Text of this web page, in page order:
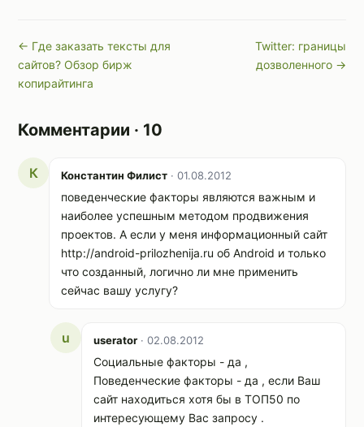
← Где заказать тексты для
сайтов? Обзор бирж
копирайтинга
Twitter: границы
дозволенного →
Комментарии · 10
К Константин Филист · 01.08.2012
поведенческие факторы являются важным и
наиболее успешным методом продвижения
проектов. А если у меня информационный сайт
http://android-prilozhenija.ru об Android и только
что созданный, логично ли мне применить
сейчас вашу услугу?
u userator · 02.08.2012
Социальные факторы - да ,
Поведенческие факторы - да , если Ваш
сайт находиться хотя бы в ТОП50 по
интересующему Вас запросу .